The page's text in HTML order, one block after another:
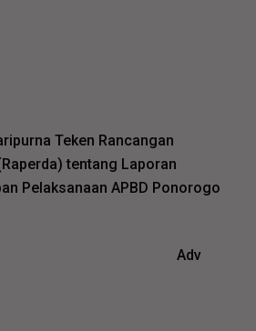
Teken Rancangan
tentang Laporan
Pelaksanaan APBD Ponorogo
Adv